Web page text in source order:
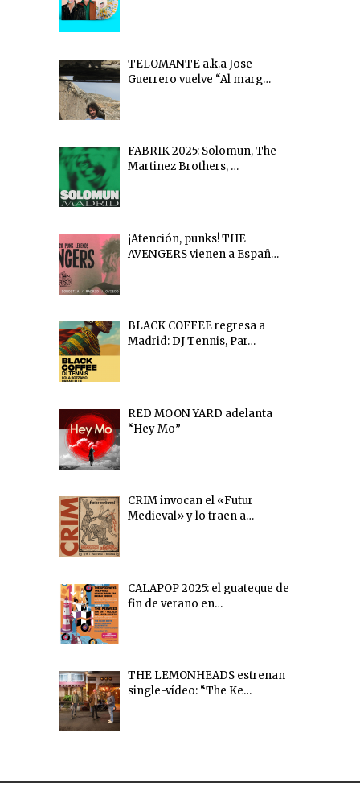
TELOMANTE a.k.a Jose
Guerrero vuelve “Al marg…
FABRIK 2025: Solomun, The
Martinez Brothers, …
¡Atención, punks! THE
AVENGERS vienen a Españ…
BLACK COFFEE regresa a
Madrid: DJ Tennis, Par…
RED MOON YARD adelanta
“Hey Mo”
CRIM invocan el «Futur
Medieval» y lo traen a…
CALAPOP 2025: el guateque de
fin de verano en…
THE LEMONHEADS estrenan
single-vídeo: “The Ke…